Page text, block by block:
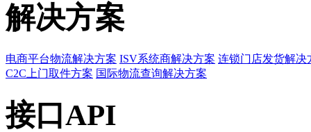
解决方案
电商平台物流解决方案 ISV系统商解决方案 连锁门店发货解决
C2C上门取件方案 国际物流查询解决方案
接口API